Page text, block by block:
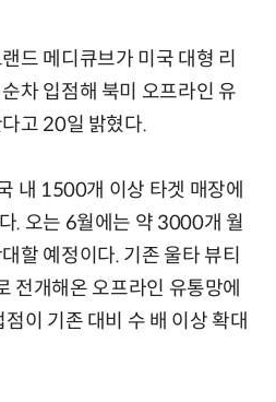
드 메디큐브가 미국 대형 리
차 입점해 북미 오프라인 유
고 20일 밝혔다.
내 1500개 이상 타겟 매장에
. 오는 6월에는 약 3000개 월
할 예정이다. 기존 울타 뷰티
전개해온 오프라인 유통망에
이 기존 대비 수 배 이상 확대